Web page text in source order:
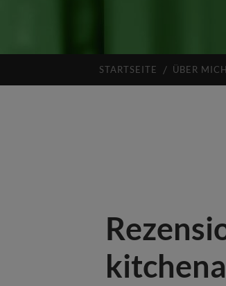
STARTSEITE ÜBER MICH